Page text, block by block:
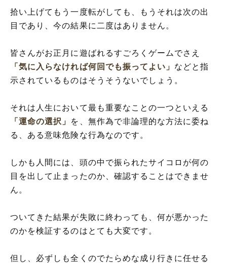
拾い上げてもう一度転がしても、もうそれは次の出
目であり、今の結果に二度はありません。
皆さんがお正月に遊ばれるすごろくゲームでさえ
「気に入らなければ何回でも振ってよい」 などと指
示されているものはそうそうないでしょう。
それは人生において最も重要なことの一つといえる
「運命の選択」 を、無作為で非論理的な方法に委ね
る、ある意味危険な行為なのです。
しかも人間には、頭の中で振られたサイコロが何の
目を出して止まったのか、確認することはできませ
ん。
ついてきた結果が失敗に終わっても、何が悪かった
のかを検証するのはとても大変です。
但し、必ずしも全くのでたらめな成り行きに任せる